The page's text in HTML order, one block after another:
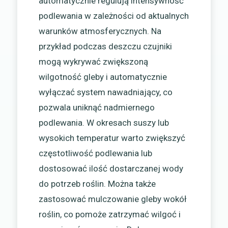
podlewania w zależności od aktualnych
warunków atmosferycznych. Na
przykład podczas deszczu czujniki
mogą wykrywać zwiększoną
wilgotność gleby i automatycznie
wyłączać system nawadniający, co
pozwala uniknąć nadmiernego
podlewania. W okresach suszy lub
wysokich temperatur warto zwiększyć
częstotliwość podlewania lub
dostosować ilość dostarczanej wody
do potrzeb roślin. Można także
zastosować mulczowanie gleby wokół
roślin, co pomoże zatrzymać wilgoć i